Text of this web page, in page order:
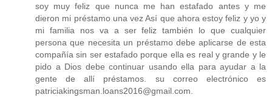
soy muy feliz que nunca me han estafado antes y me
dieron mi préstamo una vez Así que ahora estoy feliz y yo y
mi familia nos va a ser feliz también lo que cualquier
persona que necesita un préstamo debe aplicarse de esta
compañía sin ser estafado porque ella es real y grande y le
pido a Dios debe continuar usando ella para ayudar a la
gente de allí préstamos. su correo electrónico es
patriciakingsman.loans2016@gmail.com.